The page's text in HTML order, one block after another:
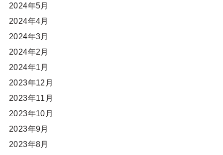
2024年5月
2024年4月
2024年3月
2024年2月
2024年1月
2023年12月
2023年11月
2023年10月
2023年9月
2023年8月